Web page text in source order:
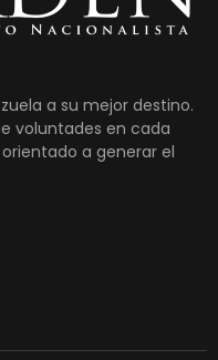
a su mejor destino.
voluntades en cada
a generar el